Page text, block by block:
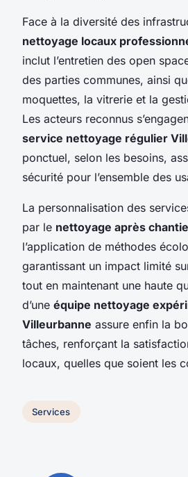
Face à la diversité des
nettoyage locaux
inclut l’entretien des open
des parties communes, ainsi
moquettes, la vitrerie et la
Les acteurs reconnus
service nettoyage régulier
ponctuel, selon les besoins,
sécurité pour l’ensemble des
La personnalisation des
par le nettoyage après
l’application de méthodes
garantissant un impact limité
tout en maintenant une haute
d’une équipe nettoyage
Villeurbanne assure enfin la
tâches, renforçant la
locaux, quelles que soient les
Services